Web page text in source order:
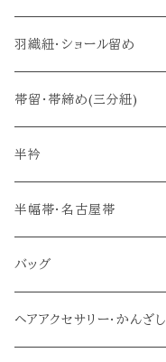
羽織紐・ショール留め
羽織紐
ショール留め
帯留・帯締め(三分紐)
帯留
帯締め(三分紐)
半衿
半幅帯・名古屋帯
半幅帯
名古屋帯
バッグ
メインバッグ
ヘアアクセサリー・かんざし